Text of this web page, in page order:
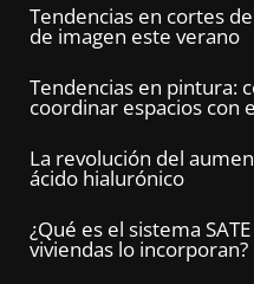
Tendencias en cortes
de imagen este verano
Tendencias en pintura:
coordinar espacios con
La revolución del
ácido hialurónico
¿Qué es el sistema
viviendas lo incorporan?